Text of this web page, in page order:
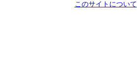
このサイトについて